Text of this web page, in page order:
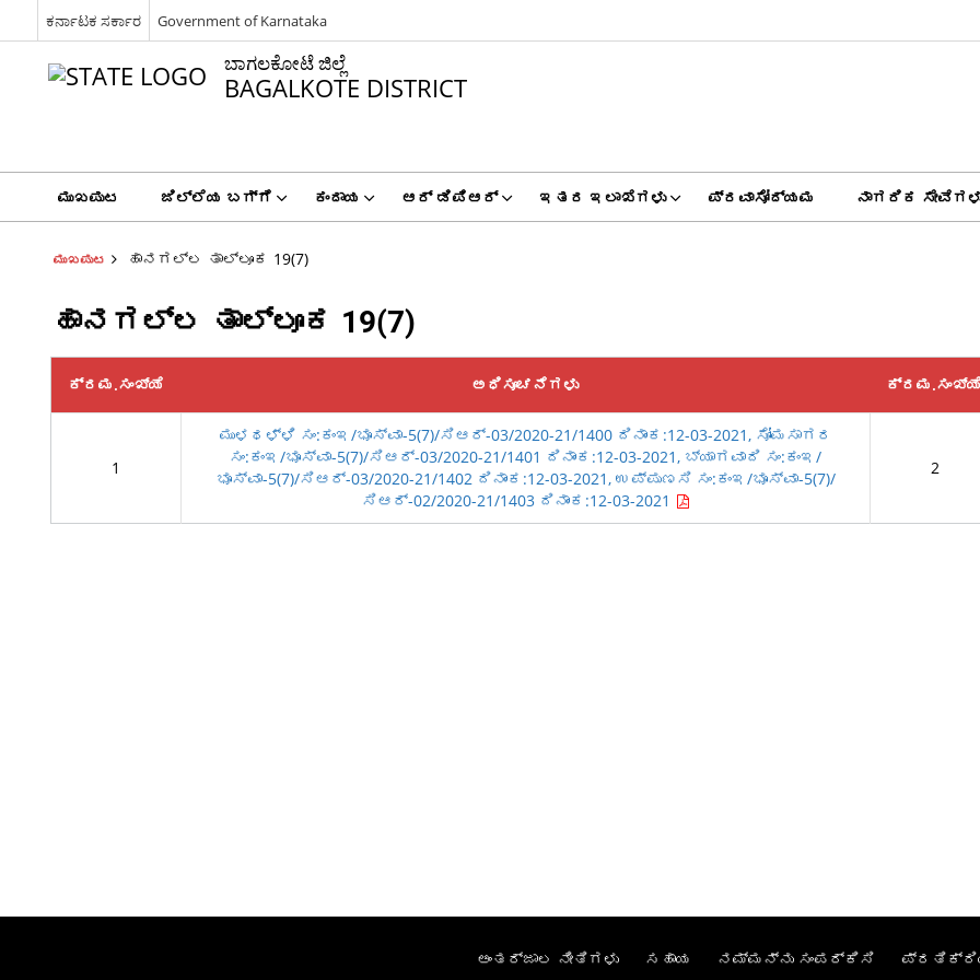
ಕರ್ನಾಟಕ ಸರ್ಕಾರ Government of Karnataka
ಬಾಗಲಕೋಟೆ ಜಿಲ್ಲೆ
BAGALKOTE DISTRICT
ಮುಖಪುಟ ಜಿಲ್ಲೆಯ ಬಗ್ಗೆ ಕಂದಾಯ ಆರ್ ಡಿಪಿಆರ್ ಇತರ ಇಲಾಖೆಗಳು ಪ್ರವಾಸೋದ್ಯಮ ನಾಗರಿಕ
ಮುಖಪುಟ ಹಾನಗಲ್ಲ ತಾಲ್ಲೂಕ 19(7)
ಹಾನಗಲ್ಲ ತಾಲ್ಲೂಕ 19(7)
ಕ್ರಮ.ಸಂಖ್ಯೆ ಅಧಿಸೂಚನೆಗಳು
1
ಮುಳಥಳ್ಳಿ ಸಂ:ಕಂಇ/ಭೂಸ್ವಾ-5(7)/ಸಿಆರ್-03/2020-21/1400 ದಿನಾಂಕ:12-03-2021, ಸೋಮಸಾಗರ
ಸಂ:ಕಂಇ/ಭೂಸ್ವಾ-5(7)/ಸಿಆರ್-03/2020-21/1401 ದಿನಾಂಕ:12-03-2021, ಬ್ಯಾಗವಾದಿ ಸಂ:ಕಂಇ/
ಭೂಸ್ವಾ-5(7)/ಸಿಆರ್-03/2020-21/1402 ದಿನಾಂಕ:12-03-2021, ಉಪ್ಪುಣಸಿ ಸಂ:ಕಂಇ/ಭೂಸ್ವಾ-5(7)/
ಸಿಆರ್-02/2020-21/1403 ದಿನಾಂಕ:12-03-2021
2
ಅಂತರ್ಜಾಲ ನೀತಿಗಳು ಸಹಾಯ ನಮ್ಮನ್ನು ಸಂಪರ್ಕಿಸಿ